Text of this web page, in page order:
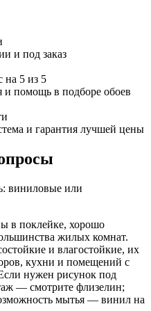
и под заказ
на 5 из 5
и помощь в подборе обоев
и гарантия лучшей цены
виниловые или
в поклейке, хорошо
жилых комнат.
и влагостойкие, их
кухни и помещений с
нужен рисунок под
— смотрите флизелин;
мытья — винил на